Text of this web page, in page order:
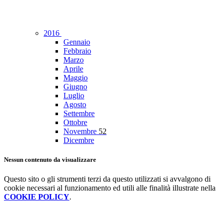
2016
Gennaio
Febbraio
Marzo
Aprile
Maggio
Giugno
Luglio
Agosto
Settembre
Ottobre
Novembre 52
Dicembre
Nessun contenuto da visualizzare
Questo sito o gli strumenti terzi da questo utilizzati si avvalgono di
cookie necessari al funzionamento ed utili alle finalità illustrate nella
COOKIE POLICY.